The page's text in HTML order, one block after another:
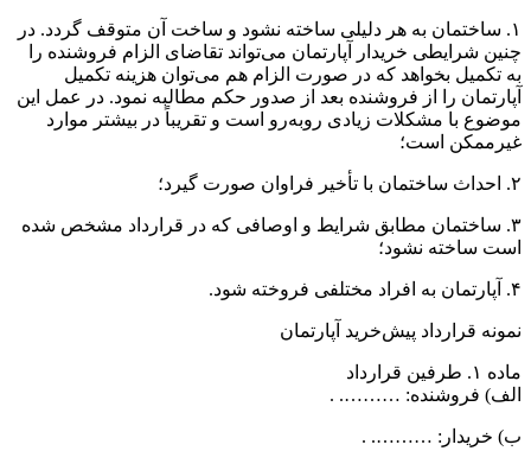
۱. ساختمان به هر دلیلی ساخته نشود و ساخت آن متوقف گردد. در
چنین شرایطی خریدار آپارتمان می‌تواند تقاضای الزام فروشنده را
به تکمیل بخواهد که در صورت الزام هم می‌توان هزینه تکمیل
آپارتمان را از فروشنده بعد از صدور حکم مطالبه نمود. در عمل این
موضوع با مشکلات زیادی روبه‌رو است و تقریباً در بیشتر موارد
غیر‌ممکن است؛
۲. احداث ساختمان با تأخیر فراوان صورت گیرد؛
۳. ساختمان مطابق شرایط و اوصافی که در قرارداد مشخص شده
است ساخته نشود؛
۴. آپارتمان به افراد مختلفی فروخته شود.
نمونه قرارداد پیش‌خرید آپارتمان
ماده ۱. طرفین قرارداد
الف) فروشنده: ………. .
ب) خریدار: ………. .